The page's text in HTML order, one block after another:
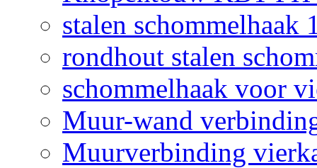
stalen schommelhaak
rondhout stalen
schommelhaak voor
Muur-wand
Muurverbinding